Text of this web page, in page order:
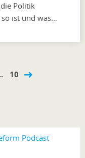
Politik
ist und was…
10